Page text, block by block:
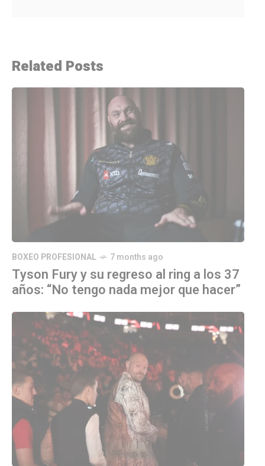
Related Posts
BOXEO PROFESIONAL 7 months ago
Tyson Fury y su regreso al ring a los 37
años: “No tengo nada mejor que hacer”